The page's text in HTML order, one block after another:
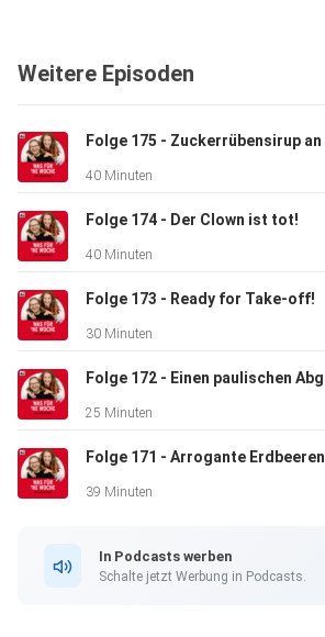
Weitere Episoden
40 Minuten
Folge 174 - Der Clown ist tot!
40 Minuten
Folge 173 - Ready for Take-off!
30 Minuten
25 Minuten
Folge 171 - Arrogante Erdbeeren
39 Minuten
In Podcasts werben
Schalte jetzt Werbung in Podcasts.